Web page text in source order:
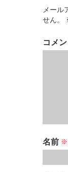
メール
せん。
コメン
名前 ※